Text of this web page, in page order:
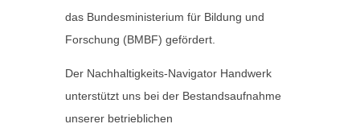
das Bundesministerium für Bildung und
Forschung (BMBF) gefördert.
Der Nachhaltigkeits-Navigator Handwerk
unterstützt uns bei der Bestandsaufnahme
unserer betrieblichen